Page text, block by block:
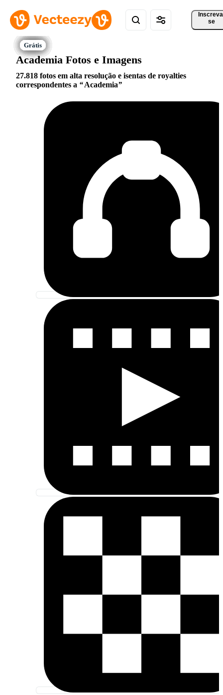
se
Academia Fotos e Imagens
27.818 fotos em alta resolução e isentas de royalties
correspondentes a
Academia